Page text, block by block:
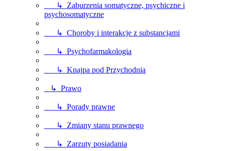
↳ Zaburzenia somatyczne, psychiczne i
psychosomatyczne
↳ Choroby i interakcje z substancjami
↳ Psychofarmakologia
↳ Knajpa pod Przychodnią
↳ Prawo
↳ Porady prawne
↳ Zmiany stanu prawnego
↳ Zarzuty posiadania